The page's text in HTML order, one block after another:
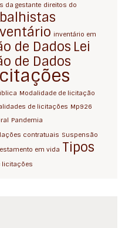
da gestante direitos do
inventário em
de Dados Lei
de Dados
Modalidade de licitação
de licitações Mp926
Pandemia
contratuais Suspensão
em vida Tipos
licitações